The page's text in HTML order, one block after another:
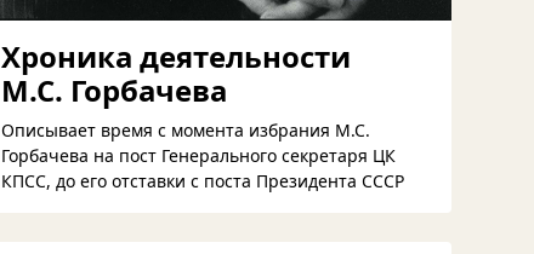
Хроника деятельности
М.С. Горбачева
Описывает время с момента избрания М.С.
Горбачева на пост Генерального секретаря ЦК
КПСС, до его отставки с поста Президента СССР